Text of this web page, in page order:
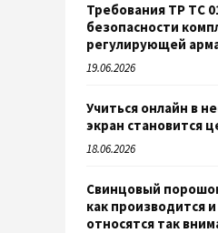
Требования ТР ТС
безопасности
регулирующей
19.06.2026
Учиться онлайн в
экран становится
18.06.2026
Свинцовый
как производится
относятся так